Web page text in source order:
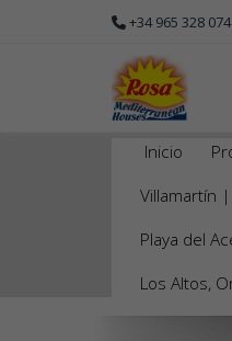
+34 965 328 074
Inicio
Villamartín
Playa del
Los Altos,